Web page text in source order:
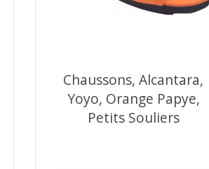
Chaussons, Alcantara,
Yoyo, Orange Papye,
Petits Souliers